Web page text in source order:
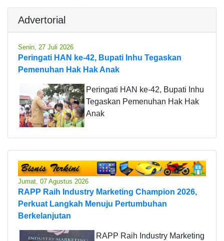
Advertorial
Senin, 27 Juli 2026
Peringati HAN ke-42, Bupati Inhu Tegaskan
Pemenuhan Hak Hak Anak
Peringati HAN ke-42, Bupati Inhu
Tegaskan Pemenuhan Hak Hak
Anak
Jumat, 07 Agustus 2026
RAPP Raih Industry Marketing Champion 2026,
Perkuat Langkah Menuju Pertumbuhan
Berkelanjutan
RAPP Raih Industry Marketing